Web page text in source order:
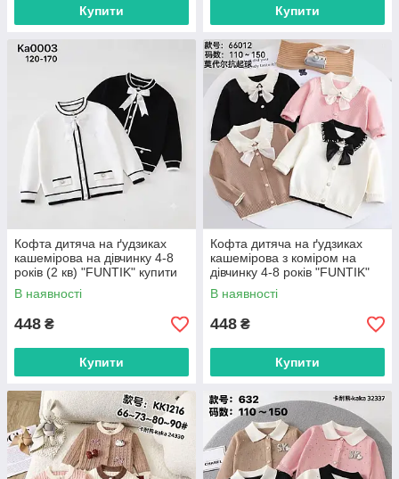
Купити Купити
Кофта дитяча на ґудзиках
кашемірова на дівчинку 4-8
років (2 кв) "FUNTIK" купити
гуртом в Одесі на 7км
В наявності
448 ₴
Купити
Кофта дитяча на ґудзиках
кашемірова з коміром на
дівчинку 4-8 років "FUNTIK"
купити гуртом в Одесі на 7км
В наявності
448 ₴
Купити